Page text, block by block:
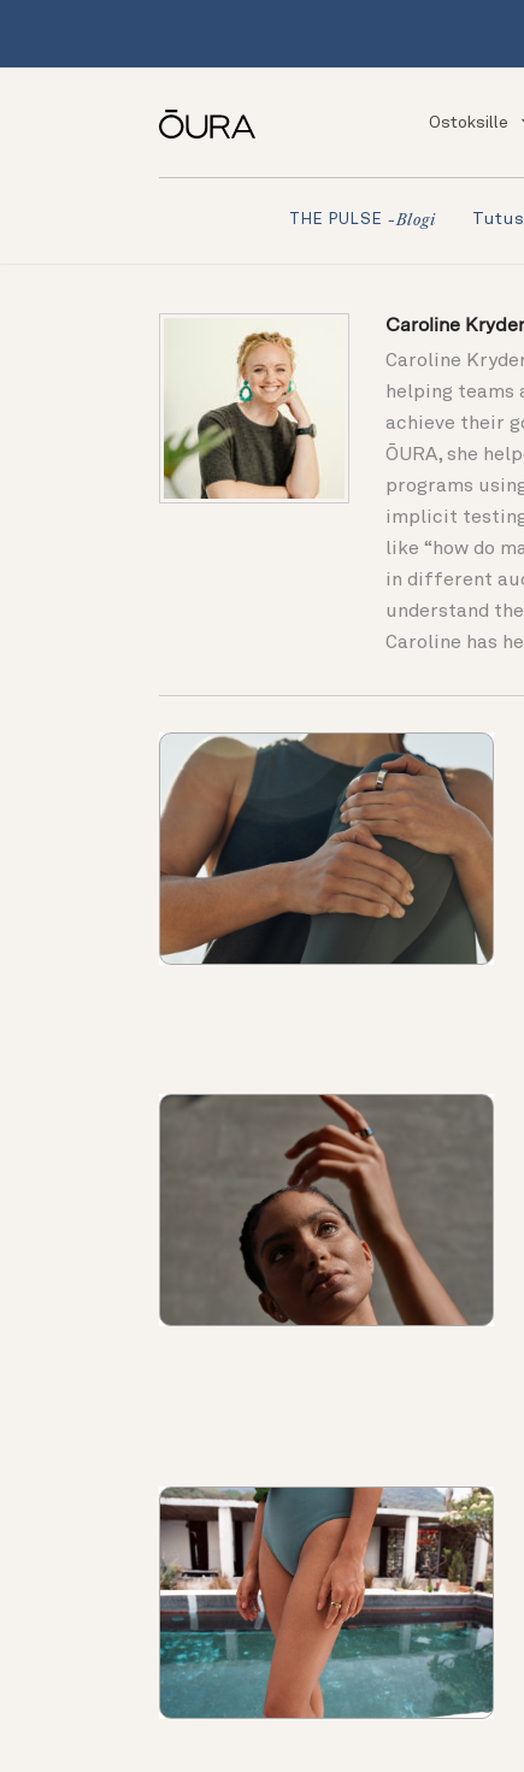
Ostoksille
THE PULSE -blogi
Caroline Kryder
Caroline
helping teams
achieve their
ŌURA, she
programs
implicit testing
like “how do
in different
understand
Caroline has